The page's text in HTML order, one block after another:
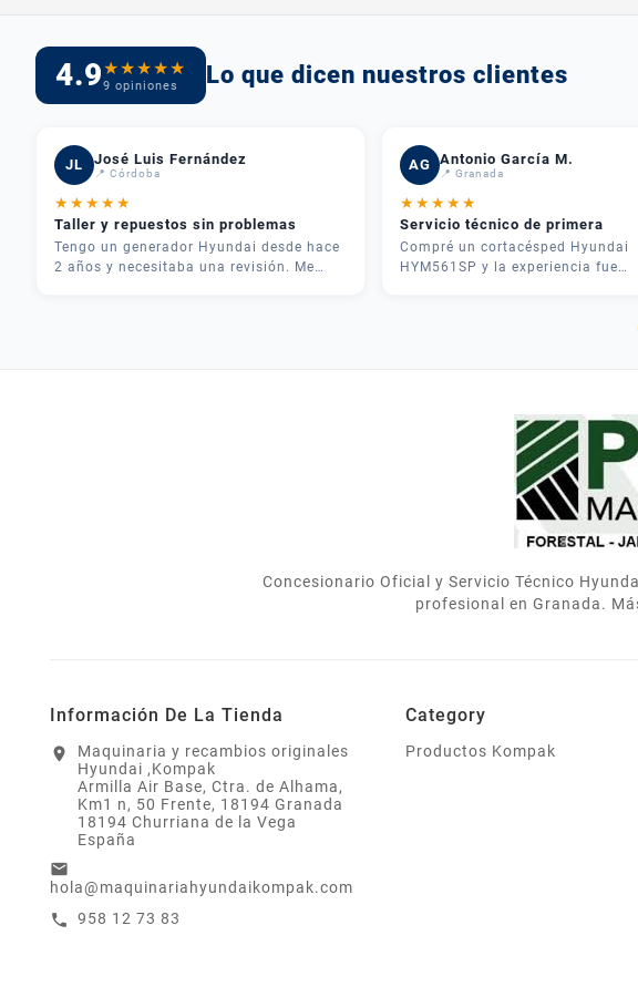
4.9★★★★★
9 opiniones Lo que dicen nuestros clientes
JL José Luis Fernández
📍 Córdoba
★★★★★
Taller y repuestos sin problemas
Tengo un generador Hyundai desde hace
2 años y necesitaba una revisión. Me
AG Antonio García M.
📍 Granada
★★★★★
Servicio técnico de primera
Compré un cortacésped Hyundai
HYM561SP y la experiencia fue
necesitaba para mi parcela. La
Concesionario Oficial y Servicio Técnico
profesional en Granada.
Información De La Tienda
location_on
Maquinaria y recambios originales
Hyundai ,Kompak
Armilla Air Base, Ctra. de Alhama,
Km1 n, 50 Frente, 18194 Granada
18194 Churriana de la Vega
España
email
hola@maquinariahyundaikompak.com
call 958 12 73 83
Category
Productos Kompak